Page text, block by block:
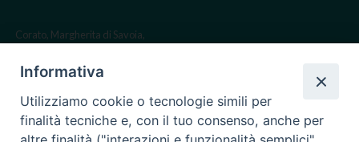
Corato, Margherita di Savoia,
Regione ecclesiastica Puglia
Informativa
Utilizziamo cookie o tecnologie simili per
finalità tecniche e, con il tuo consenso, anche per